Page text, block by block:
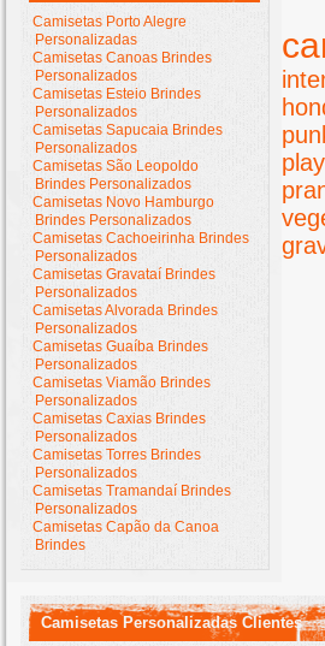
Camisetas Porto Alegre
Personalizadas
Camisetas Canoas Brindes
Personalizados
Camisetas Esteio Brindes
Personalizados
Camisetas Sapucaia Brindes
Personalizados
Camisetas São Leopoldo
Brindes Personalizados
Camisetas Novo Hamburgo
Brindes Personalizados
Camisetas Cachoeirinha Brindes
Personalizados
Camisetas Gravataí Brindes
Personalizados
Camisetas Alvorada Brindes
Personalizados
Camisetas Guaíba Brindes
Personalizados
Camisetas Viamão Brindes
Personalizados
Camisetas Caxias Brindes
Personalizados
Camisetas Torres Brindes
Personalizados
Camisetas Tramandaí Brindes
Personalizados
Camisetas Capão da Canoa
Brindes
Camisetas Personalizadas Clientes